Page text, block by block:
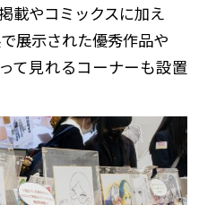
載やコミックスに加え
展示された優秀作品や
て見れるコーナーも設置